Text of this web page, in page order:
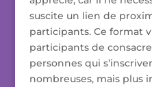
suscite un lien de
participants. Ce format
participants de
personnes qui
nombreuses, mais plus